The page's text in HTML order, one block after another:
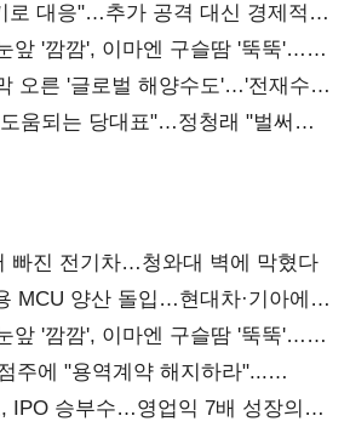
로 대응"…추가 공격 대신 경제적
앞 '깜깜', 이마엔 구슬땀 '뚝뚝'…
방울
오른 '글로벌 해양수도'…'전재수
움되는 당대표"…정청래 "벌써
빠진 전기차…청와대 벽에 막혔다
MCU 양산 돌입…현대차·기아에
앞 '깜깜', 이마엔 구슬땀 '뚝뚝'…
방울
주에 "용역계약 해지하라"...
'
IPO 승부수…영업익 7배 성장의